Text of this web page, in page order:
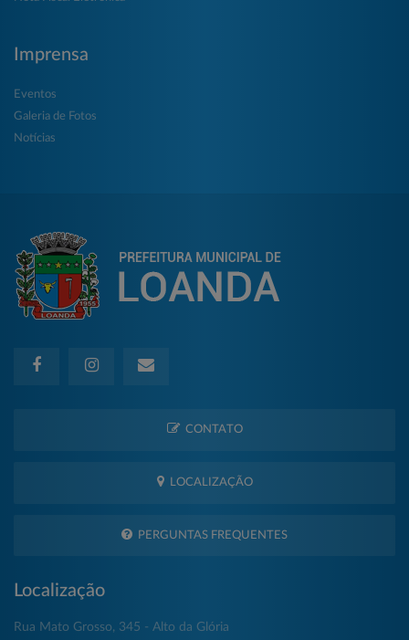
Imprensa
Eventos
Galeria de Fotos
Notícias
CONTATO
LOCALIZAÇÃO
PERGUNTAS FREQUENTES
Localização
Rua Mato Grosso, 345 - Alto da Glória